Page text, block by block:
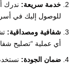
خدمة سريعة: ندرك
للوصول إليك في
شفافية ومصداقية:
أي عملية “تصليح
ضمان الجودة: